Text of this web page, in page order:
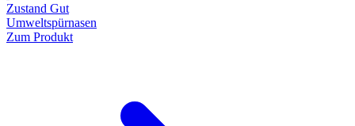
Zustand Gut
Umweltspürnasen
Zum Produkt